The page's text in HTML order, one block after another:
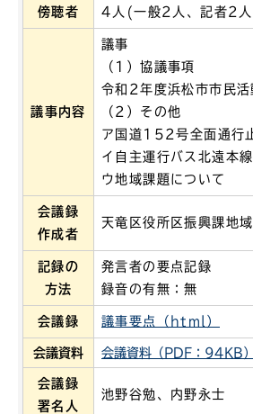
傍聴者 4人(一般2人、記者2
議事内容
議事
（1）協議事項
令和2年度浜松市市民
（2）その他
ア国道152号全面通行
イ自主運行バス北遠本
ウ地域課題について
会議録
作成者
天竜区役所区振興課地
記録の
方法
発言者の要点記録
録音の有無：無
会議録 議事要点（html）
会議資料 会議資料（PDF：94KB）
会議録
署名人
池野谷勉、内野永士